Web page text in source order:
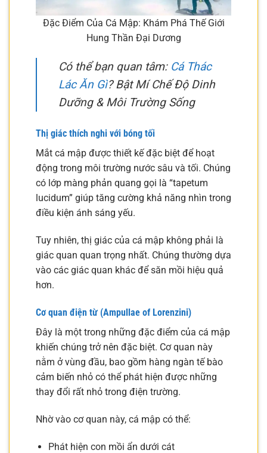
Đặc Điểm Của Cá Mập: Khám Phá Thế Giới
Hung Thần Đại Dương
Có thể bạn quan tâm: Cá Thác
Lác Ăn Gì? Bật Mí Chế Độ Dinh
Dưỡng & Môi Trường Sống
Thị giác thích nghi với bóng tối
Mắt cá mập được thiết kế đặc biệt để hoạt
động trong môi trường nước sâu và tối. Chúng
có lớp màng phản quang gọi là “tapetum
lucidum” giúp tăng cường khả năng nhìn trong
điều kiện ánh sáng yếu.
Tuy nhiên, thị giác của cá mập không phải là
giác quan quan trọng nhất. Chúng thường dựa
vào các giác quan khác để săn mồi hiệu quả
hơn.
Cơ quan điện từ (Ampullae of Lorenzini)
Đây là một trong những đặc điểm của cá mập
khiến chúng trở nên đặc biệt. Cơ quan này
nằm ở vùng đầu, bao gồm hàng ngàn tế bào
cảm biến nhỏ có thể phát hiện được những
thay đổi rất nhỏ trong điện trường.
Nhờ vào cơ quan này, cá mập có thể:
Phát hiện con mồi ẩn dưới cát